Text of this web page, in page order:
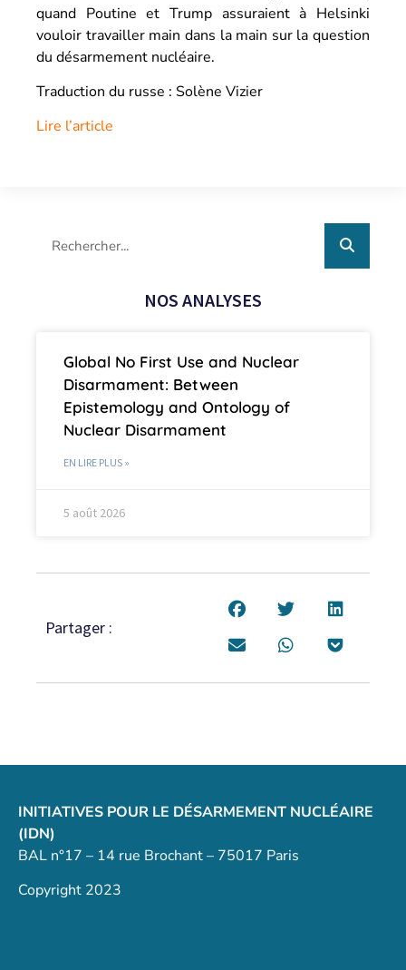
quand Poutine et Trump assuraient à Helsinki
vouloir travailler main dans la main sur la question
du désarmement nucléaire.
Traduction du russe : Solène Vizier
Lire l’article
NOS ANALYSES
Global No First Use and Nuclear
Disarmament: Between
Epistemology and Ontology of
Nuclear Disarmament
EN LIRE PLUS »
5 août 2026
Partager :
INITIATIVES POUR LE DÉSARMEMENT NUCLÉAIRE
(IDN)
BAL n°17 – 14 rue Brochant – 75017 Paris
Copyright 2023